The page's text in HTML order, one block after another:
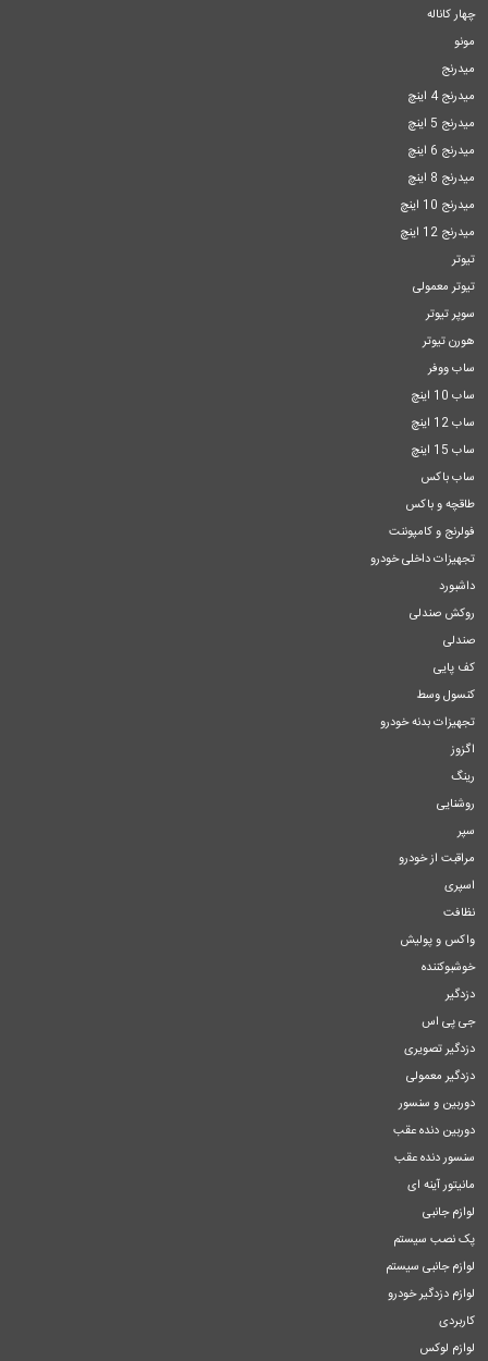
چهار کاناله
مونو
میدرنج
میدرنج 4 اینچ
میدرنج 5 اینچ
میدرنج 6 اینچ
میدرنج 8 اینچ
میدرنج 10 اینچ
میدرنج 12 اینچ
تیوتر
تیوتر معمولی
سوپر تیوتر
هورن تیوتر
ساب ووفر
ساب 10 اینچ
ساب 12 اینچ
ساب 15 اینچ
ساب باکس
طاقچه و باکس
فولرنج و کامپوننت
تجهیزات داخلی خودرو
داشبورد
روکش صندلی
صندلی
کف پایی
کنسول وسط
تجهیزات بدنه خودرو
اگزوز
رینگ
روشنایی
سپر
مراقبت از خودرو
اسپری
نظافت
واکس و پولیش
خوشبوکننده
دزدگیر
جی پی اس
دزدگیر تصویری
دزدگیر معمولی
دوربین و سنسور
دوربین دنده عقب
سنسور دنده عقب
مانیتور آینه ای
لوازم جانبی
پک نصب سیستم
لوازم جانبی سیستم
لوازم دزدگیر خودرو
کاربردی
لوازم لوکس